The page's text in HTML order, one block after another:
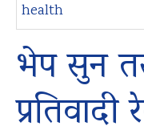
health
भेप सुन